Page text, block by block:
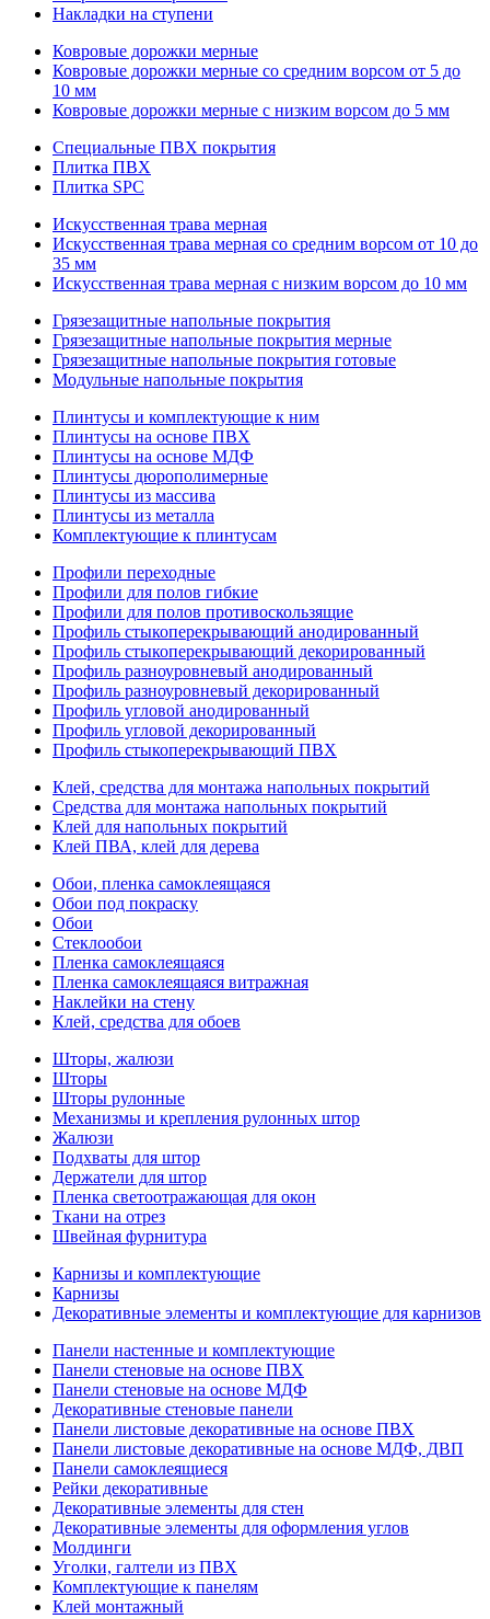
Накладки на ступени
Ковровые дорожки мерные
Ковровые дорожки мерные со средним ворсом от 5 до
10 мм
Ковровые дорожки мерные с низким ворсом до 5 мм
Специальные ПВХ покрытия
Плитка ПВХ
Плитка SPC
Искуccтвенная трава мерная
Искусственная трава мерная со средним ворсом от 10 до
35 мм
Искусственная трава мерная с низким ворсом до 10 мм
Грязезащитные напольные покрытия
Грязезащитные напольные покрытия мерные
Грязезащитные напольные покрытия готовые
Модульные напольные покрытия
Плинтусы и комплектующие к ним
Плинтусы на основе ПВХ
Плинтусы на основе МДФ
Плинтусы дюрополимерные
Плинтусы из массива
Плинтусы из металла
Комплектующие к плинтусам
Профили переходные
Профили для полов гибкие
Профили для полов противоскользящие
Профиль стыкоперекрывающий анодированный
Профиль стыкоперекрывающий декорированный
Профиль разноуровневый анодированный
Профиль разноуровневый декорированный
Профиль угловой анодированный
Профиль угловой декорированный
Профиль стыкоперекрывающий ПВХ
Клей, средства для монтажа напольных покрытий
Средства для монтажа напольных покрытий
Клей для напольных покрытий
Клей ПВА, клей для дерева
Обои, пленка самоклеящаяся
Обои под покраску
Обои
Стеклообои
Пленка самоклеящаяся
Пленка самоклеящаяся витражная
Наклейки на стену
Клей, средства для обоев
Шторы, жалюзи
Шторы
Шторы рулонные
Механизмы и крепления рулонных штор
Жалюзи
Подхваты для штор
Держатели для штор
Пленка светоотражающая для окон
Ткани на отрез
Швейная фурнитура
Карнизы и комплектующие
Карнизы
Декоративные элементы и комплектующие для карнизов
Панели настенные и комплектующие
Панели стеновые на основе ПВХ
Панели стеновые на основе МДФ
Декоративные стеновые панели
Панели листовые декоративные на основе ПВХ
Панели листовые декоративные на основе МДФ, ДВП
Панели самоклеящиеся
Рейки декоративные
Декоративные элементы для стен
Декоративные элементы для оформления углов
Молдинги
Уголки, галтели из ПВХ
Комплектующие к панелям
Клей монтажный